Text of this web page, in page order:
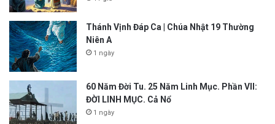
Thánh Vịnh Đáp Ca | Chúa Nhật 19 Thường
Niên A
1 ngày
60 Năm Đời Tu. 25 Năm Linh Mục. Phần VII:
ĐỜI LINH MỤC. Cả Nổ
1 ngày